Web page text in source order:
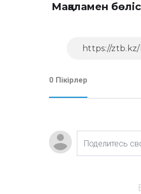
Мақаламен
0 Пікірлер